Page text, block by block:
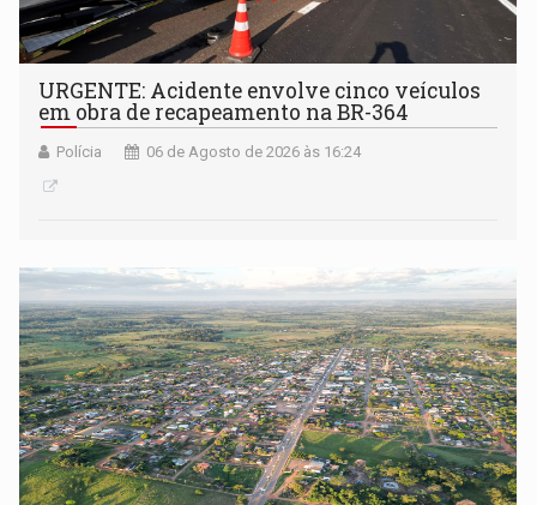
URGENTE: Acidente envolve cinco veículos
em obra de recapeamento na BR-364
Polícia 06 de Agosto de 2026 às 16:24